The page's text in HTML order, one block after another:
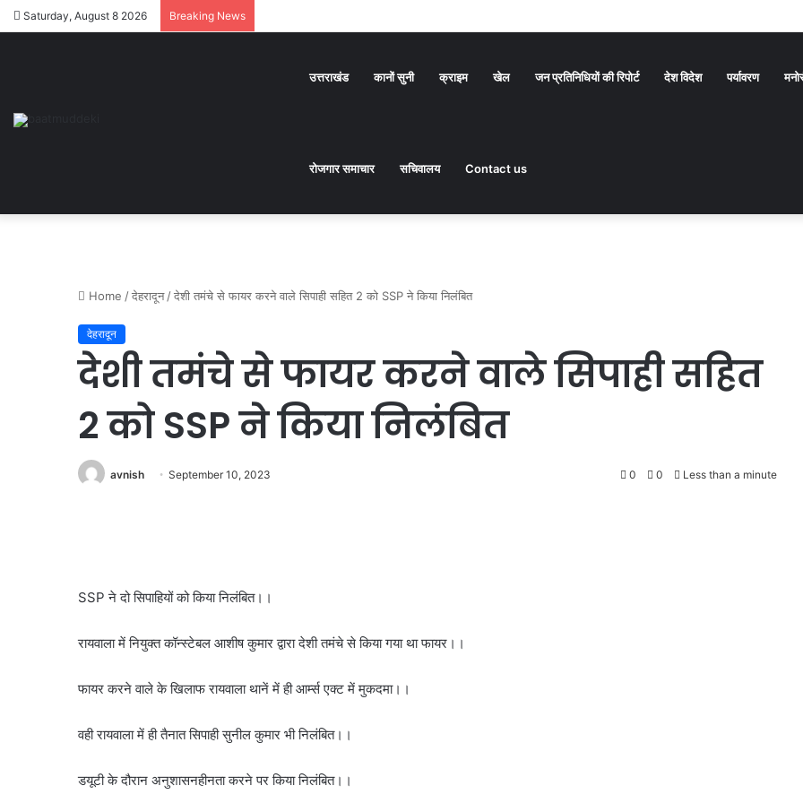
Saturday, August 8 2026 Breaking News
उत्तराखंड कानों सुनी क्राइम खेल जन प्रतिनिधियों की रिपोर्ट देश विदेश पर्यावरण
रोजगार समाचार सचिवालय Contact us
Home /देहरादून /देशी तमंचे से फायर करने वाले सिपाही सहित 2 को SSP ने किया निलंबित
देहरादून
देशी तमंचे से फायर करने वाले सिपाही सहित
2 को SSP ने किया निलंबित
avnish September 10, 2023 0 0 Less than a minute
SSP ने दो सिपाहियों को किया निलंबित।।
रायवाला में नियुक्त कॉन्स्टेबल आशीष कुमार द्वारा देशी तमंचे से किया गया था फायर।।
फायर करने वाले के खिलाफ रायवाला थानें में ही आर्म्स एक्ट में मुकदमा।।
वही रायवाला में ही तैनात सिपाही सुनील कुमार भी निलंबित।।
डयूटी के दौरान अनुशासनहीनता करने पर किया निलंबित।।